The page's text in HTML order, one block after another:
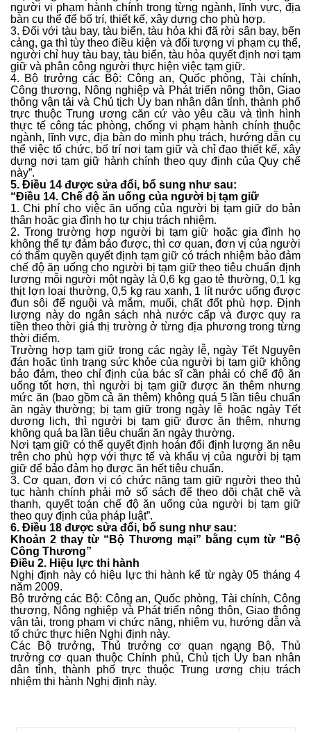
người vi phạm hành chính trong từng ngành, lĩnh vực, địa
bàn cụ thể để bố trí, thiết kế, xây dựng cho phù hợp.
3. Đối với tàu bay, tàu biển, tàu hỏa khi đã rời sân bay, bến
cảng, ga thì tùy theo điều kiện và đối tượng vi phạm cụ thể,
người chỉ huy tàu bay, tàu biển, tàu hỏa quyết định nơi tạm
giữ và phân công người thực hiện việc tạm giữ.
4. Bộ trưởng các Bộ: Công an, Quốc phòng, Tài chính,
Công thương, Nông nghiệp và Phát triển nông thôn, Giao
thông vận tải và Chủ tịch Ủy ban nhân dân tỉnh, thành phố
trực thuộc Trung ương căn cứ vào yêu cầu và tình hình
thực tế công tác phòng, chống vi phạm hành chính thuộc
ngành, lĩnh vực, địa bàn do mình phụ trách, hướng dẫn cụ
thể việc tổ chức, bố trí nơi tạm giữ và chỉ đạo thiết kế, xây
dựng nơi tạm giữ hành chính theo quy định của Quy chế
này”.
5. Điều 14 được sửa đổi, bổ sung như sau:
“Điều 14. Chế độ ăn uống của người bị tạm giữ
1. Chi phí cho việc ăn uống của người bị tạm giữ do bản
thân hoặc gia đình họ tự chịu trách nhiệm.
2. Trong trường hợp người bị tạm giữ hoặc gia đình họ
không thể tự đảm bảo được, thì cơ quan, đơn vị của người
có thẩm quyền quyết định tạm giữ có trách nhiệm bảo đảm
chế độ ăn uống cho người bị tạm giữ theo tiêu chuẩn định
lượng mỗi người một ngày là 0,6 kg gạo tẻ thường, 0,1 kg
thịt lợn loại thường, 0,5 kg rau xanh, 1 lít nước uống được
đun sôi để nguội và mắm, muối, chất đốt phù hợp. Định
lượng này do ngân sách nhà nước cấp và được quy ra
tiền theo thời giá thị trường ở từng địa phương trong từng
thời điểm.
Trường hợp tạm giữ trong các ngày lễ, ngày Tết Nguyên
đán hoặc tình trạng sức khỏe của người bị tạm giữ không
bảo đảm, theo chỉ định của bác sĩ cần phải có chế độ ăn
uống tốt hơn, thì người bị tạm giữ được ăn thêm nhưng
mức ăn (bao gồm cả ăn thêm) không quá 5 lần tiêu chuẩn
ăn ngày thường; bị tạm giữ trong ngày lễ hoặc ngày Tết
dương lịch, thì người bị tạm giữ được ăn thêm, nhưng
không quá ba lần tiêu chuẩn ăn ngày thường.
Nơi tạm giữ có thể quyết định hoán đổi định lượng ăn nêu
trên cho phù hợp với thực tế và khẩu vị của người bị tạm
giữ để bảo đảm họ được ăn hết tiêu chuẩn.
3. Cơ quan, đơn vị có chức năng tạm giữ người theo thủ
tục hành chính phải mở sổ sách để theo dõi chặt chẽ và
thanh, quyết toán chế độ ăn uống của người bị tạm giữ
theo quy định của pháp luật”.
6. Điều 18 được sửa đổi, bổ sung như sau:
Khoản 2 thay từ “Bộ Thương mại” bằng cụm từ “Bộ
Công Thương”
Điều 2. Hiệu lực thi hành
Nghị định này có hiệu lực thi hành kể từ ngày 05 tháng 4
năm 2009.
Bộ trưởng các Bộ: Công an, Quốc phòng, Tài chính, Công
thương, Nông nghiệp và Phát triển nông thôn, Giao thông
vận tải, trong phạm vi chức năng, nhiệm vụ, hướng dẫn và
tổ chức thực hiện Nghị định này.
Các Bộ trưởng, Thủ trưởng cơ quan ngang Bộ, Thủ
trưởng cơ quan thuộc Chính phủ, Chủ tịch Ủy ban nhân
dân tỉnh, thành phố trực thuộc Trung ương chịu trách
nhiệm thi hành Nghị định này.